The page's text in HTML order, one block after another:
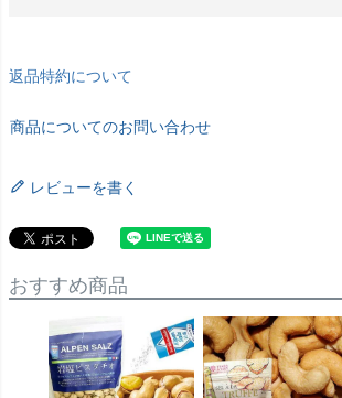
返品特約について
商品についてのお問い合わせ
レビューを書く
おすすめ商品